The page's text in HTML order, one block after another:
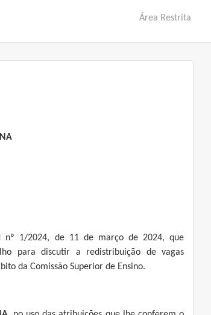
Área Restrita
nº 1/2024, de 11 de março de 2024, que
para discutir a redistribuição de vagas
da Comissão Superior de Ensino.